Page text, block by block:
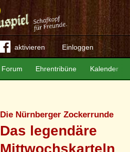
aktivieren Einloggen
Forum Ehrentribüne Kalender
Die Nürnberger Zockerrunde
Das legendäre
Mittwochskarteln